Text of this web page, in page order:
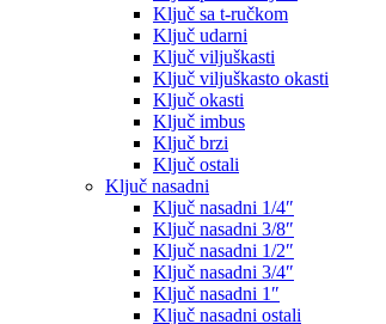
Ključ sa t-ručkom
Ključ udarni
Ključ viljuškasti
Ključ viljuškasto okasti
Ključ okasti
Ključ imbus
Ključ brzi
Ključ ostali
Ključ nasadni
Ključ nasadni 1/4″
Ključ nasadni 3/8″
Ključ nasadni 1/2″
Ključ nasadni 3/4″
Ključ nasadni 1″
Ključ nasadni ostali